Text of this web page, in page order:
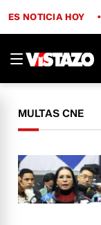
ES NOTICIA HOY
MULTAS CNE